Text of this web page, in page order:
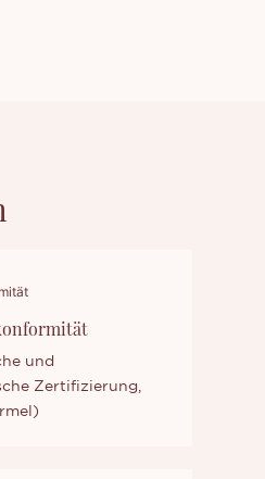
und
Zertifizierung,